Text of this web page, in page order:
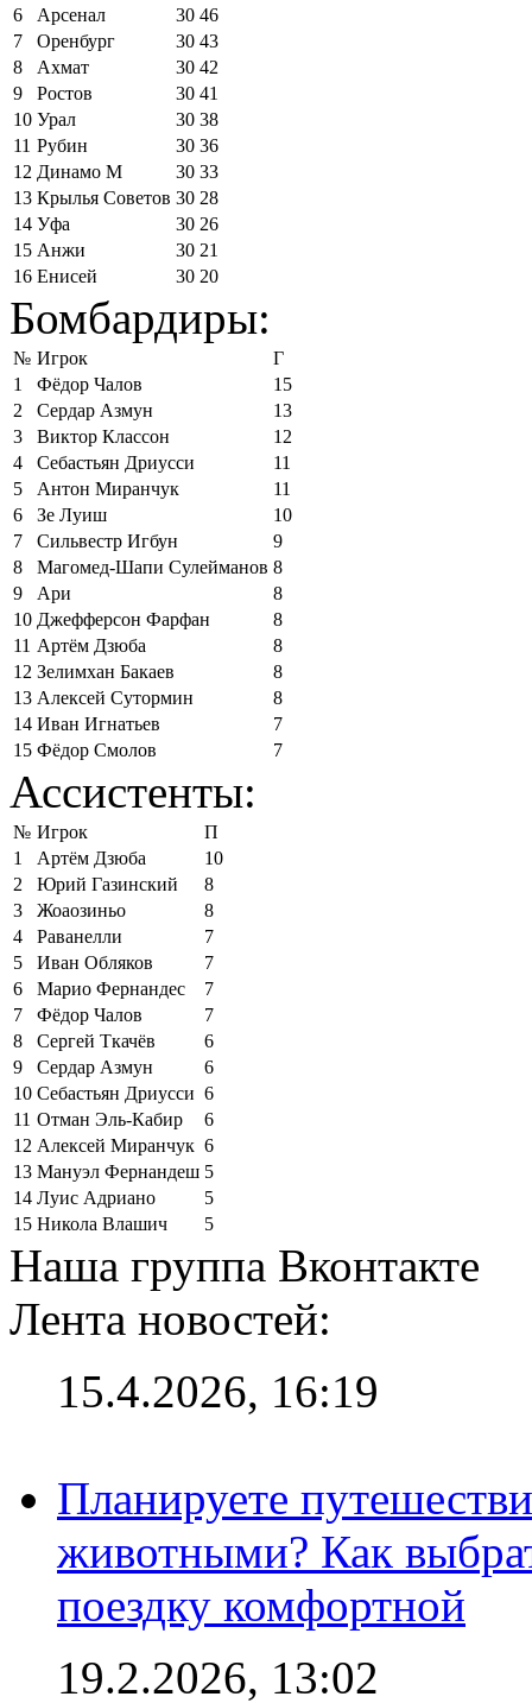
6
Арсенал 30 46
7
Оренбург 30 43
8
Ахмат 30 42
9
Ростов 30 41
10 Урал 30 38
11 Рубин 30 36
12 Динамо М 30 33
13 Крылья Советов 30 28
14 Уфа 30 26
15 Анжи 30 21
16 Енисей 30 20
Бомбардиры:
№ Игрок
Г
1
Фёдор Чалов
15
2
Сердар Азмун
13
3
Виктор Классон
12
4
Себастьян Дриусси
11
5
Антон Миранчук
11
6
Зе Луиш
10
7
Сильвестр Игбун
9
8
Магомед-Шапи Сулейманов 8
9
Ари
8
10 Джефферсон Фарфан
8
11 Артём Дзюба
8
12 Зелимхан Бакаев
8
13 Алексей Сутормин
8
14 Иван Игнатьев
7
15 Фёдор Смолов 7
Ассистенты:
№ Игрок
П
1
Артём Дзюба
10
2
Юрий Газинский
8
3
Жоаозиньо
8
4
Раванелли
7
5
Иван Обляков
7
6
Марио Фернандес
7
7
Фёдор Чалов
7
8
Сергей Ткачёв
6
9
Сердар Азмун
6
10 Себастьян Дриусси 6
11 Отман Эль-Кабир
6
12 Алексей Миранчук 6
13 Мануэл Фернандеш 5
14 Луис Адриано
5
15 Никола Влашич 5
Наша группа Вконтакте
Лента новостей:
15.4.2026, 16:19
Планируете
животными? Как
поездку комфортной
19.2.2026, 13:02